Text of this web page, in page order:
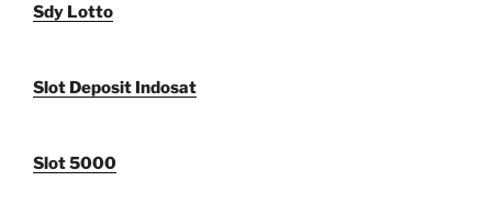
Sdy Lotto
Slot Deposit Indosat
Slot 5000